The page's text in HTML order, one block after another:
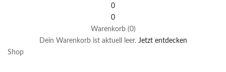
0
0
Warenkorb (0)
Dein Warenkorb ist aktuell leer. Jetzt entdecken
Shop